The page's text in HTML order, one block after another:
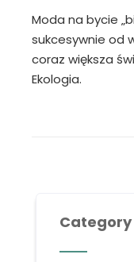
Moda na bycie
sukcesywnie od
coraz większa
Ekologia.
Category